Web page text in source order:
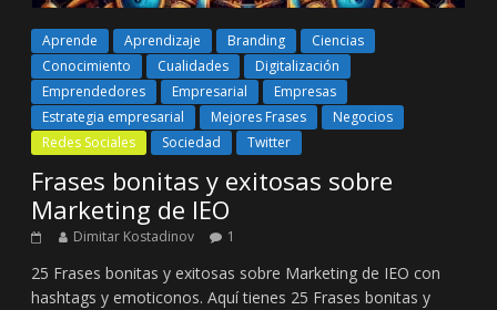
Aprende Aprendizaje Branding
Ciencias
Conocimiento
Cualidades
Digitalización
Emprendedores
Empresarial
Empresas
Estrategia empresarial
Mejores Frases
Negocios
Redes Sociales
Sociedad Twitter
Frases bonitas y exitosas sobre
Marketing de IEO
Dimitar Kostadinov 1
25 Frases bonitas y exitosas sobre Marketing de IEO con
hashtags y emoticonos. Aquí tienes 25 Frases bonitas y